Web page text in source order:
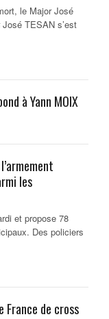
le Major José
TESAN s’est
à Yann MOIX
les
et propose 78
Des policiers
France de cross